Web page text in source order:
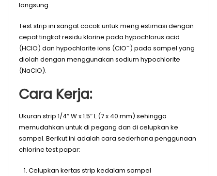
langsung.
Test strip ini sangat cocok untuk meng estimasi dengan
cepat tingkat residu klorine pada hypochlorus acid
(HClO) dan hypochlorite ions (ClO–) pada sampel yang
diolah dengan menggunakan sodium hypochlorite
(NaClO).
Cara Kerja:
Ukuran strip 1/4″ W x 1.5″ L (7 x 40 mm) sehingga
memudahkan untuk di pegang dan di celupkan ke
sampel. Berikut ini adalah cara sederhana penggunaan
chlorine test papar:
Celupkan kertas strip kedalam sampel